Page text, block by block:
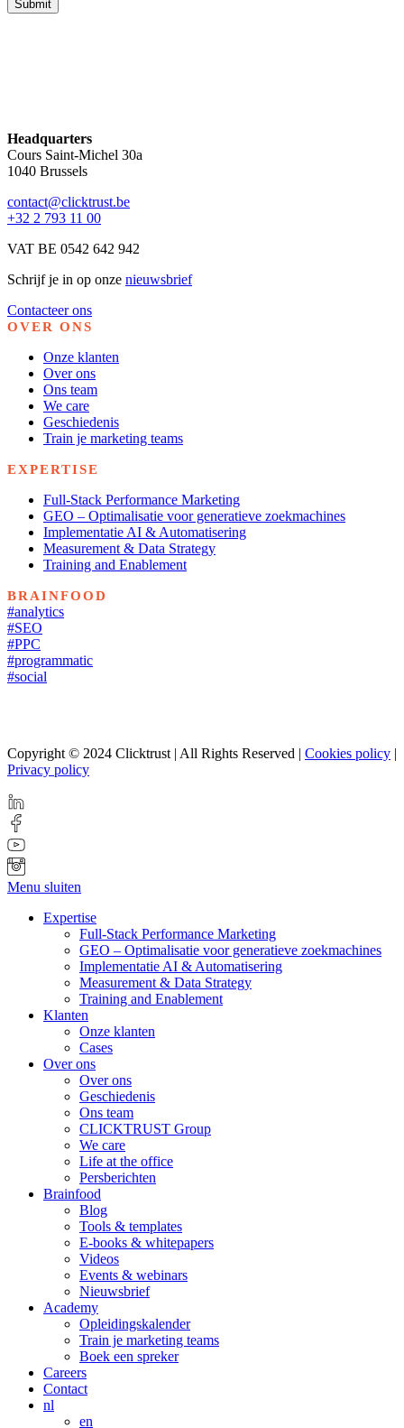
Headquarters
Cours Saint-Michel 30a
1040 Brussels
contact@clicktrust.be
+32 2 793 11 00
VAT BE 0542 642 942
Schrijf je in op onze nieuwsbrief
Contacteer ons
OVER ONS
Onze klanten
Over ons
Ons team
We care
Geschiedenis
Train je marketing teams
EXPERTISE
Full-Stack Performance Marketing
GEO – Optimalisatie voor generatieve zoekmachines
Implementatie AI & Automatisering
Measurement & Data Strategy
Training and Enablement
BRAINFOOD
#analytics
#SEO
#PPC
#programmatic
#social
Copyright © 2024 Clicktrust | All Rights Reserved | Cookies policy |
Privacy policy
Menu sluiten
Expertise
Full-Stack Performance Marketing
GEO – Optimalisatie voor generatieve zoekmachines
Implementatie AI & Automatisering
Measurement & Data Strategy
Training and Enablement
Klanten
Onze klanten
Cases
Over ons
Over ons
Geschiedenis
Ons team
CLICKTRUST Group
We care
Life at the office
Persberichten
Brainfood
Blog
Tools & templates
E-books & whitepapers
Videos
Events & webinars
Nieuwsbrief
Academy
Opleidingskalender
Train je marketing teams
Boek een spreker
Careers
Contact
nl
en